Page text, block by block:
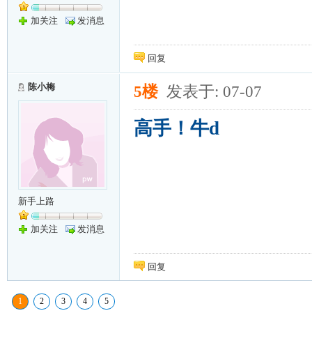
加关注 发消息
回复
陈小梅
新手上路
加关注 发消息
5楼 发表于: 07-07
高手！牛d
回复
1 2 3 4 5